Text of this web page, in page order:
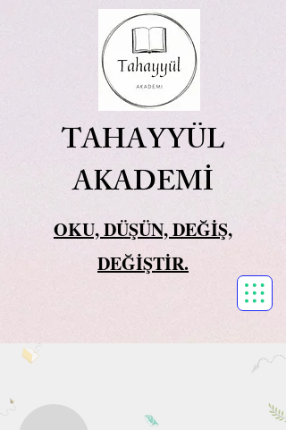
TAHAYYÜL
AKADEMİ
OKU, DÜŞÜN, DEĞİŞ,
DEĞİŞTİR.
Mesaj